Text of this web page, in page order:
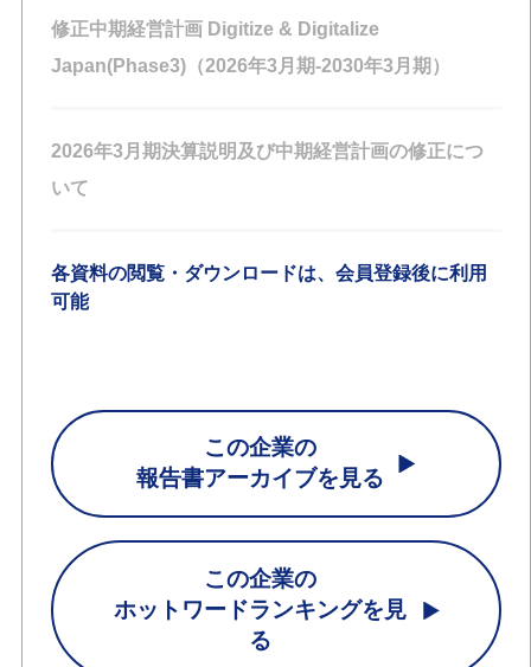
修正中期経営計画 Digitize & Digitalize
Japan(Phase3)（2026年3月期-2030年3月期）
2026年3月期決算説明及び中期経営計画の修正につ
いて
各資料の閲覧・ダウンロードは、会員登録後に利用
可能
この企業の
報告書アーカイブを見る
この企業の
ホットワードランキングを見
る